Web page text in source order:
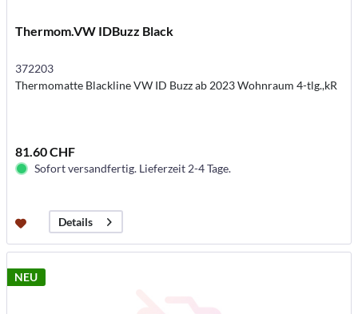
Thermom.VW IDBuzz Black
372203
Thermomatte Blackline VW ID Buzz ab 2023 Wohnraum 4-tlg.,kR
81.60 CHF
Sofort versandfertig. Lieferzeit 2-4 Tage.
Details
NEU